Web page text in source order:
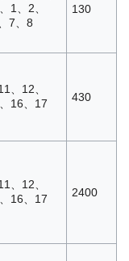
1、2、
7、8
130
、12、
16、17
430
、12、
16、17
2400